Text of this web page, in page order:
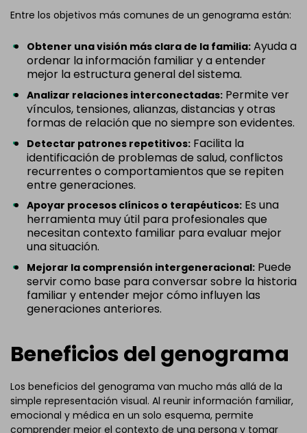
Entre los objetivos más comunes de un genograma están:
Obtener una visión más clara de la familia: Ayuda a
ordenar la información familiar y a entender
mejor la estructura general del sistema.
Analizar relaciones interconectadas: Permite ver
vínculos, tensiones, alianzas, distancias y otras
formas de relación que no siempre son evidentes.
Detectar patrones repetitivos: Facilita la
identificación de problemas de salud, conflictos
recurrentes o comportamientos que se repiten
entre generaciones.
Apoyar procesos clínicos o terapéuticos: Es una
herramienta muy útil para profesionales que
necesitan contexto familiar para evaluar mejor
una situación.
Mejorar la comprensión intergeneracional: Puede
servir como base para conversar sobre la historia
familiar y entender mejor cómo influyen las
generaciones anteriores.
Beneficios del genograma
Los beneficios del genograma van mucho más allá de la
simple representación visual. Al reunir información familiar,
emocional y médica en un solo esquema, permite
comprender mejor el contexto de una persona y tomar